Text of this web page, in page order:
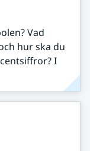
Vad
hur ska du
I